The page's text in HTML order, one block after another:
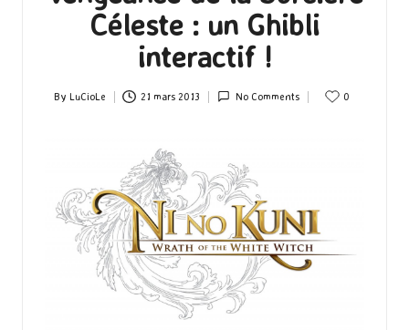
Céleste : un Ghibli
interactif !
Posted
By LuCioLe 21 mars 2013 No Comments 0